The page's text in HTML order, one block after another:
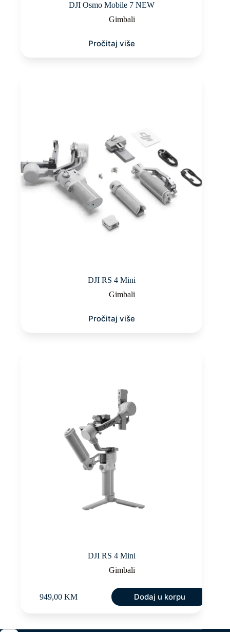
DJI Osmo Mobile 7 NEW
Gimbali
Pročitaj više
DJI RS 4 Mini
Gimbali
Pročitaj više
DJI RS 4 Mini
Gimbali
949,00 KM Dodaj u korpu